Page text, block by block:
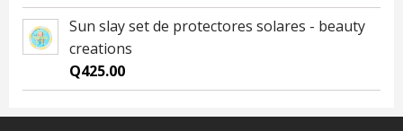
Sun slay set de protectores solares - beauty
creations
Q425.00